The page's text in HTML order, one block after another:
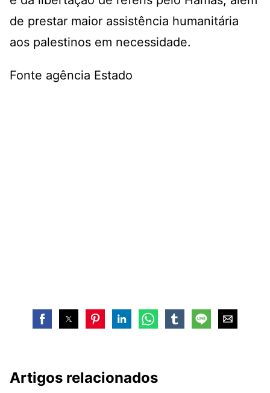
de prestar maior assistência humanitária
aos palestinos em necessidade.
Fonte agência Estado
Artigos relacionados